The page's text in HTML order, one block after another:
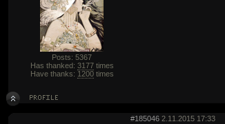
Posts: 5367
Has thanked: 3177times
Have thanks: 1200times
#185046 2.11.2015 17:33